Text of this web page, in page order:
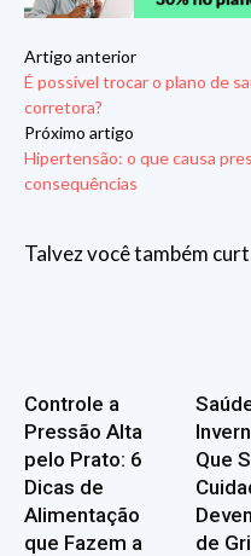
Artigo anterior
É possível trocar o plano de
corretora?
Próximo artigo
Hipertensão: o que causa
consequências
Talvez você também
Controle a
Pressão Alta
pelo Prato: 6
Dicas de
Alimentação
que Fazem a
Que
de